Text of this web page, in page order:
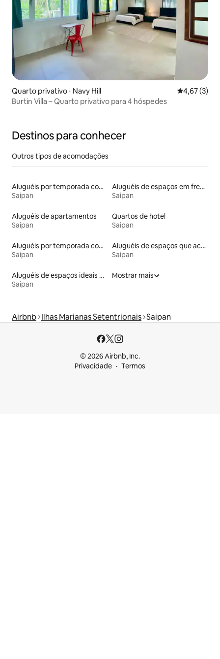
Quarto privativo ⋅ Navy Hill 4,67 de
4,67 (3)
Burtin Villa – Quarto privativo para 4 hóspedes
Destinos para conhecer
Outros tipos de acomodações
Aluguéis por temporada com café da manhã
Saipan
Aluguéis de espaços em frente à praia
Saipan
Aluguéis de apartamentos
Saipan
Quartos de hotel
Saipan
Aluguéis por temporada com acesso à praia
Saipan
Aluguéis de espaços que aceitam animais de estimação
Saipan
Aluguéis de espaços ideais para famílias
Saipan
Mostrar mais
Airbnb Ilhas Marianas Setentrionais Saipan
© 2026 Airbnb, Inc.
Privacidade
Termos